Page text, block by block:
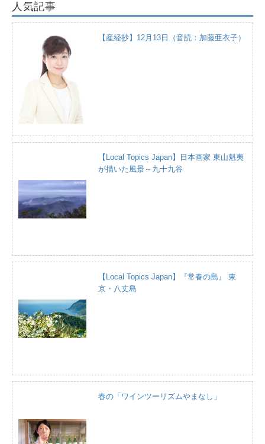
人気記事
【産経抄】12月13日（音読：加藤亜衣子）
【Local Topics Japan】日本画家 東山魁夷
が描いた風景～九十九谷
【Local Topics Japan】『常春の島』 東
京・八丈島
春の「ワインツーリズムやまなし」